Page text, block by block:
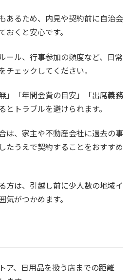
あるため、内見や契約前に自治会
くと安心です。
ール、行事参加の頻度など、日常
チェックしてください。
」「年間会費の目安」「出席義務
トラブルを避けられます。
は、家主や不動産会社に過去の事
たうえで契約することをおすすめ
方は、引越し前に少人数の地域イ
がつかめます。
ア、日用品を扱う店までの距離